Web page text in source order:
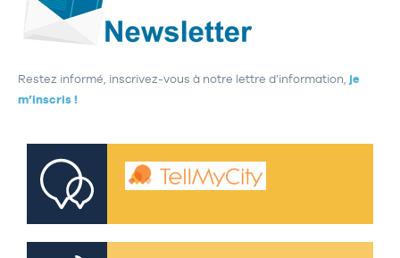
Restez informé, inscrivez-vous à notre lettre d’information, je
m’inscris !